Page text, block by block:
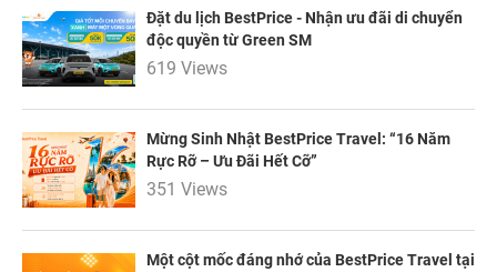
Đặt du lịch BestPrice - Nhận ưu đãi di chuyển
độc quyền từ Green SM
619 Views
Mừng Sinh Nhật BestPrice Travel: “16 Năm
Rực Rỡ – Ưu Đãi Hết Cỡ”
351 Views
Một cột mốc đáng nhớ của BestPrice Travel tại
TƯ VẤN NGAY
TƯ VẤN NGAY